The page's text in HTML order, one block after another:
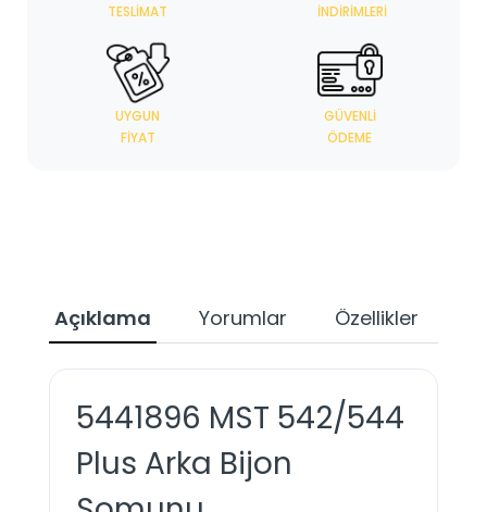
TESLIMAT
İNDIRIMLERI
UYGUN
FIYAT
GÜVENLI
ÖDEME
Açıklama Yorumlar Özellikler
5441896 MST 542/544
Plus Arka Bijon